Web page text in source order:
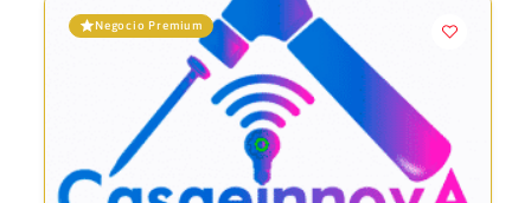
Negocio Premium